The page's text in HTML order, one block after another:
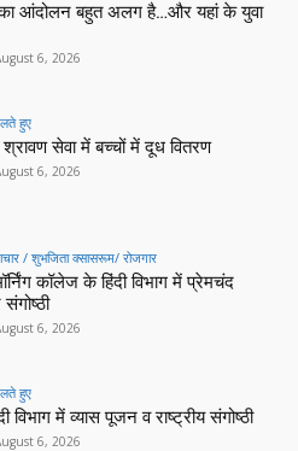
आंदोलन बहुत अलग है…और यहां के युवा
6, 2026
हुए
श्रावण सेवा में बच्चों में दूध वितरण
6, 2026
/ शुभजिता क्सासरूम/ रोजगार
कॉलेज के हिंदी विभाग में प्रेमचंद
6, 2026
हुए
विभाग में व्यास पूजन व राष्ट्रीय संगोष्ठी
6, 2026